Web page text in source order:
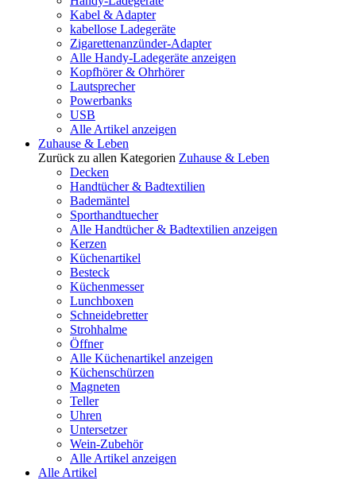
Kabel & Adapter
kabellose Ladegeräte
Zigarettenanzünder-Adapter
Alle Handy-Ladegeräte anzeigen
Kopfhörer & Ohrhörer
Lautsprecher
Powerbanks
USB
Alle Artikel anzeigen
Zuhause & Leben
Zurück zu allen Kategorien Zuhause & Leben
Decken
Handtücher & Badtextilien
Bademäntel
Sporthandtuecher
Alle Handtücher & Badtextilien anzeigen
Kerzen
Küchenartikel
Besteck
Küchenmesser
Lunchboxen
Schneidebretter
Strohhalme
Öffner
Alle Küchenartikel anzeigen
Küchenschürzen
Magneten
Teller
Uhren
Untersetzer
Wein-Zubehör
Alle Artikel anzeigen
Alle Artikel